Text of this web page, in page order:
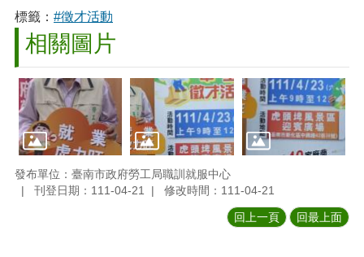
標籤： #徵才活動
相關圖片
發布單位：臺南市政府勞工局職訓就服中心
刊登日期：111-04-21
修改時間：111-04-21
回上一頁 回最上面